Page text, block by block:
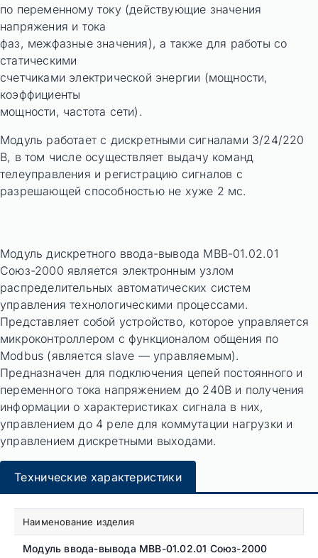
по переменному току (действующие значения
напряжения и тока
фаз, межфазные значения), а также для работы со
статическими
счетчиками электрической энергии (мощности,
коэффициенты
мощности, частота сети).
Модуль работает с дискретными сигналами 3/24/220
В, в том числе осуществляет выдачу команд
телеуправления и регистрацию сигналов с
разрешающей способностью не хуже 2 мс.
Модуль дискретного ввода-вывода МВВ-01.02.01
Союз-2000 является электронным узлом
распределительных автоматических систем
управления технологическими процессами.
Представляет собой устройство, которое управляется
микроконтроллером с функционалом общения по
Modbus (является slave — управляемым).
Предназначен для подключения цепей постоянного и
переменного тока напряжением до 240В и получения
информации о характеристиках сигнала в них,
управлением до 4 реле для коммутации нагрузки и
управлением дискретными выходами.
Технические характеристики
Наименование изделия
Модуль ввода-вывода MBB-01.02.01 Союз-2000